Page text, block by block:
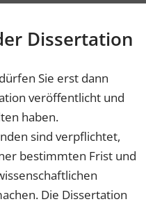
Dissertation
Sie erst dann
veröffentlicht und
haben.
sind verpflichtet,
bestimmten Frist und
Die Dissertation